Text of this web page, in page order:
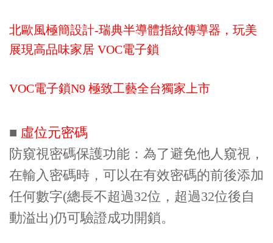
北歐風極簡設計-瑞典半導體指紋傳導器，玩美
展現高品味家居 VOC電子鎖
VOC電子鎖N9 極致工藝全台獨家上市
■ 虛位元密碼
防窺視密碼保護功能：為了避免他人窺視，
在輸入密碼時，可以在有效密碼的前後添加
任何數字(總長不超過32位，超過32位後自
動溢出)仍可驗證成功開鎖。